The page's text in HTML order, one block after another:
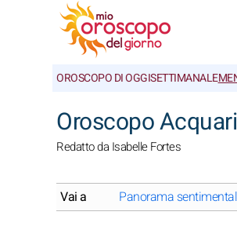
OROSCOPO DI OGGISETTIMANALE
Oroscopo
Redatto da Isabelle Fortes
Vai a Panorama